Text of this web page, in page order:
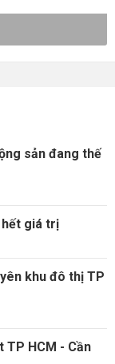
sản đang thế
hết giá trị
khu đô thị TP
HCM - Cần